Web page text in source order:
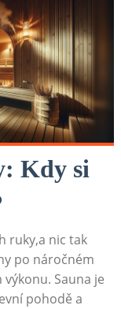
Kdy si
ruky,a nic tak
po náročném
Sauna je
pohodě a